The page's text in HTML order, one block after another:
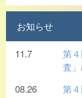
お知らせ
11.7
第
査
08.26
第